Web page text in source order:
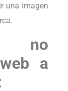
una imagen
no
a